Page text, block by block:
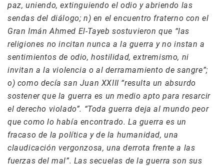
paz, uniendo, extinguiendo el odio y abriendo las
sendas del diálogo; n) en el encuentro fraterno con el
Gran Imán Ahmed El-Tayeb sostuvieron que “las
religiones no incitan nunca a la guerra y no instan a
sentimientos de odio, hostilidad, extremismo, ni
invitan a la violencia o al derramamiento de sangre”;
o) como decía san Juan XXIII “resulta un absurdo
sostener que la guerra es un medio apto para resarcir
el derecho violado”. “Toda guerra deja al mundo peor
que como lo había encontrado. La guerra es un
fracaso de la política y de la humanidad, una
claudicación vergonzosa, una derrota frente a las
fuerzas del mal”. Las secuelas de la guerra son sus